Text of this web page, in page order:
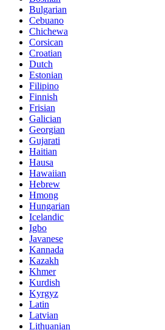
Bulgarian
Cebuano
Chichewa
Corsican
Croatian
Dutch
Estonian
Filipino
Finnish
Frisian
Galician
Georgian
Gujarati
Haitian
Hausa
Hawaiian
Hebrew
Hmong
Hungarian
Icelandic
Igbo
Javanese
Kannada
Kazakh
Khmer
Kurdish
Kyrgyz
Latin
Latvian
Lithuanian